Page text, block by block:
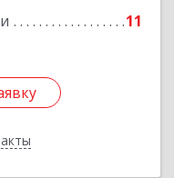
11
Подробнее